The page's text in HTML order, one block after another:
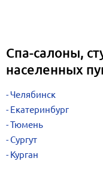
Спа-салоны,
населенных
Челябинск
Екатеринбург
Тюмень
Сургут
Курган